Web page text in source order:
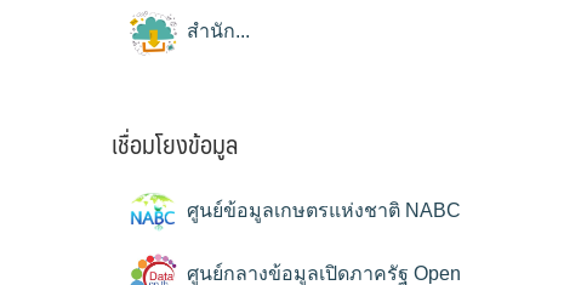
สำนัก...
เชื่อมโยงข้อมูล
ศูนย์ข้อมูลเกษตรแห่งชาติ NABC
ศูนย์กลางข้อมูลเปิดภาครัฐ Open